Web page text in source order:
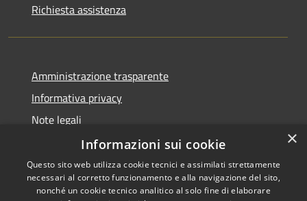
Richiesta assistenza
Amministrazione trasparente
Informativa privacy
Note legali
Dichiarazione di accessibilità
×
Informazioni sui cookie
Questo sito web utilizza cookie tecnici e assimilati strettamente
necessari al corretto funzionamento e alla navigazione del sito,
nonché un cookie tecnico analitico al solo fine di elaborare